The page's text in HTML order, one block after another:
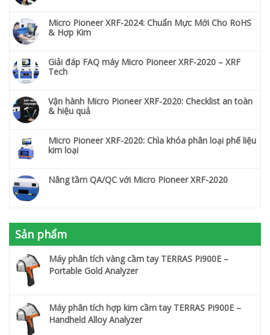
Micro Pioneer XRF-2024: Chuẩn Mực Mới Cho RoHS
& Hợp Kim
Giải đáp FAQ máy Micro Pioneer XRF-2020 – XRF
Tech
Vận hành Micro Pioneer XRF-2020: Checklist an toàn
& hiệu quả
Micro Pioneer XRF-2020: Chìa khóa phân loại phế liệu
kim loại
Nâng tầm QA/QC với Micro Pioneer XRF-2020
Sản phẩm
Máy phân tích vàng cầm tay TERRAS Pi900E –
Portable Gold Analyzer
Máy phân tích hợp kim cầm tay TERRAS Pi900E –
Handheld Alloy Analyzer